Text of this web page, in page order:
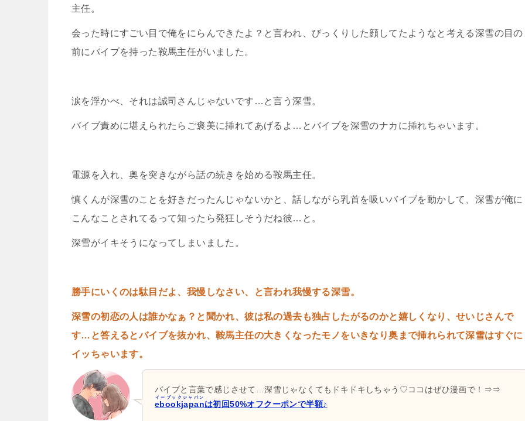
主任。
会った時にすごい目で俺をにらんできたよ？と言われ、びっくりした顔してたようなと考える深雪の目の
前にバイブを持った鞍馬主任がいました。
涙を浮かべ、それは誠司さんじゃないです…と言う深雪。
バイブ責めに堪えられたらご褒美に挿れてあげるよ…とバイブを深雪のナカに挿れちゃいます。
電源を入れ、奥を突きながら話の続きを始める鞍馬主任。
慎くんが深雪のことを好きだったんじゃないかと、話しながら乳首を吸いバイブを動かして、深雪が俺に
こんなことされてるって知ったら発狂しそうだね彼…と。
深雪がイキそうになってしまいました。
勝手にいくのは駄目だよ、我慢しなさい、と言われ我慢する深雪。
深雪の初恋の人は誰かなぁ？と聞かれ、彼は私の過去も独占したがるのかと嬉しくなり、せいじさんで
す…と答えるとバイブを抜かれ、鞍馬主任の大きくなったモノをいきなり奥まで挿れられて深雪はすぐに
イッちゃいます。
バイブと言葉で感じさせて…深雪じゃなくてもドキドキしちゃう♡ココはぜひ漫画で！⇒⇒
ebookjapan
イーブックジャパン
は初回50%オフクーポンで半額♪